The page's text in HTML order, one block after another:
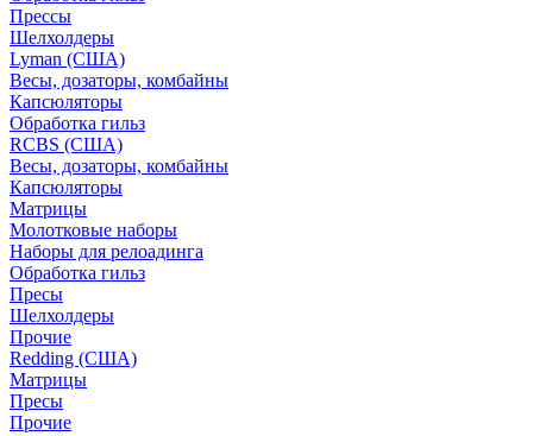
Преcсы
Шелхолдеры
Lyman (США)
Весы, дозаторы, комбайны
Капсюляторы
Обработка гильз
RCBS (США)
Весы, дозаторы, комбайны
Капсюляторы
Матрицы
Молотковые наборы
Наборы для релоадинга
Обработка гильз
Пресы
Шелхолдеры
Прочие
Redding (США)
Матрицы
Пресы
Прочие